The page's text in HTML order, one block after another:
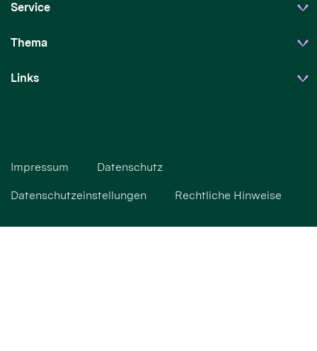
Service
Thema
Links
Impressum Datenschutz
Datenschutzeinstellungen Rechtliche Hinweise